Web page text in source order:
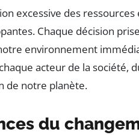
excessive des
Chaque décision
environnement
acteur de la société,
de notre planète.
du